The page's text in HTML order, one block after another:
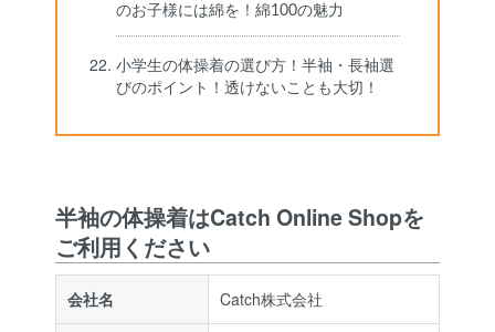
のお子様には綿を！綿100の魅力
小学生の体操着の選び方！半袖・長袖選
びのポイント！透けないことも大切！
半袖の体操着はCatch Online Shopを
ご利用ください
会社名 Catch株式会社